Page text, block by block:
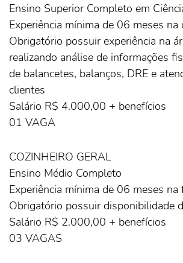
Ensino Superior Completo em
Experiência mínima de 06 meses na
Obrigatório possuir experiência na
realizando análise de informações
de balancetes, balanços, DRE e
clientes
Salário R$ 4.000,00 + benefícios
01 VAGA
COZINHEIRO GERAL
Ensino Médio Completo
Experiência mínima de 06 meses na
Obrigatório possuir disponibilidade
Salário R$ 2.000,00 + benefícios
03 VAGAS